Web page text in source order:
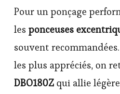
Pour un ponçage
les ponceuses
souvent
les plus appréciés, on
DBO180Z qui allie